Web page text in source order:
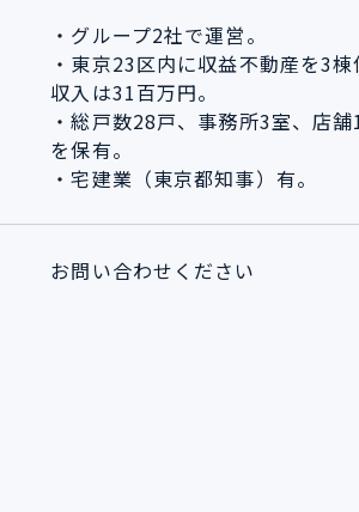
・グループ2社で運営。
・東京23区内に収益不動産を3
収入は31百万円。
・総戸数28戸、事務所3室、店
を保有。
・宅建業（東京都知事）有。
お問い合わせください